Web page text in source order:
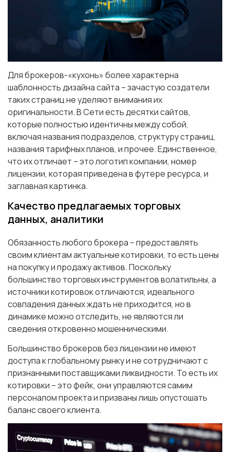
Для брокеров-«кухонь» более характерна
шаблонность дизайна сайта – зачастую создатели
таких страниц не уделяют внимания их
оригинальности. В Сети есть десятки сайтов,
которые полностью идентичны между собой,
включая названия подразделов, структуру страниц,
названия тарифных планов, и прочее. Единственное,
что их отличает – это логотип компании, номер
лицензии, которая приведена в футере ресурса, и
заглавная картинка.
Качество предлагаемых торговых
данных, аналитики
Обязанность любого брокера – предоставлять
своим клиентам актуальные котировки, то есть цены
на покупку и продажу активов. Поскольку
большинство торговых инструментов волатильны, а
источники котировок отличаются, идеального
совпадения данных ждать не приходится, но в
динамике можно отследить, не являются ли
сведения откровенно мошенническими.
Большинство брокеров без лицензии не имеют
доступа к глобальному рынку и не сотрудничают с
признанными поставщиками ликвидности. То есть их
котировки – это фейк, они управляются самим
персоналом проекта и призваны лишь опустошать
баланс своего клиента.